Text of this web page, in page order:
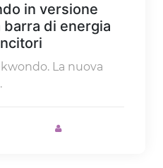
in versione
di energia
La nuova